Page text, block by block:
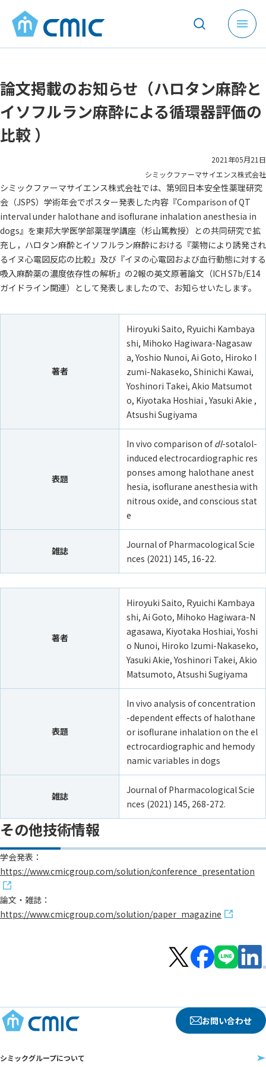
メ
ニ
を
開
く
論文掲載のお知らせ（ハロタン麻酔と
イソフルラン麻酔による循環器評価の
比較 ）
2021年05月21日
シミックファーマサイエンス株式会社
シミックファーマサイエンス株式会社では、第9回日本安全性薬理研究
会（JSPS）学術年会でポスター発表した内容『Comparison of QT
interval under halothane and isoflurane inhalation anesthesia in
dogs』を東邦大学医学部薬理学講座（杉山篤教授）との共同研究で拡
充し，ハロタン麻酔とイソフルラン麻酔における『薬物により誘発され
るイヌ心電図反応の比較』及び『イヌの心電図および血行動態に対する
吸入麻酔薬の濃度依存性の解析』の2報の英文原著論文（ICH S7b/E14
ガイドライン関連）として発表しましたので、お知らせいたします。
著者
Hiroyuki Saito, Ryuichi Kambaya
shi, Mihoko Hagiwara-Nagasaw
a, Yoshio Nunoi, Ai Goto, Hiroko I
zumi-Nakaseko, Shinichi Kawai,
Yoshinori Takei, Akio Matsumot
o, Kiyotaka Hoshiai , Yasuki Akie ,
Atsushi Sugiyama
表題
In vivo comparison ofdl-sotalol-
induced electrocardiographic res
ponses among halothane anest
hesia, isoflurane anesthesia with
nitrous oxide, and conscious stat
e
雑誌
Journal of Pharmacological Scie
nces (2021) 145, 16-22.
著者
Hiroyuki Saito, Ryuichi Kambaya
shi, Ai Goto, Mihoko Hagiwara-N
agasawa, Kiyotaka Hoshiai, Yoshi
o Nunoi, Hiroko Izumi-Nakaseko,
Yasuki Akie, Yoshinori Takei, Akio
Matsumoto, Atsushi Sugiyama
表題
In vivo analysis of concentration
-dependent effects of halothane
or isoflurane inhalation on the el
ectrocardiographic and hemody
namic variables in dogs
雑誌
Journal of Pharmacological Scie
nces (2021) 145, 268-272.
その他技術情報
学会発表：
https://www.cmicgroup.com/solution/conference_presentation
論文・雑誌：
https://www.cmicgroup.com/solution/paper_magazine
お問い合わせ
シミックグループについて